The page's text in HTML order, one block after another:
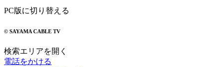
PC版に切り替える
© SAYAMA CABLE TV
検索エリアを開く
電話をかける